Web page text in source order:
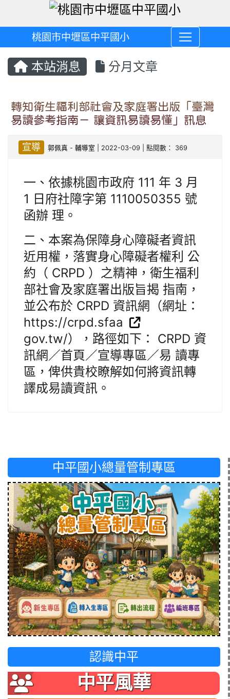
桃園市中壢區中平國小
本站消息 分月文章
轉知衛生福利部社會及家庭署出版「臺灣
易讀參考指南－ 讓資訊易讀易懂」訊息
宣導 郭佩真 -輔導室 | 2022-03-09 | 點閱數： 369
一、依據桃園市政府 111 年 3 月
1 日府社障字第 1110050355 號
函辦 理。
二、本案為保障身心障礙者資訊
近用權，落實身心障礙者權利 公
約（ CRPD ）之精神，衛生福利
部社會及家庭署出版旨揭 指南，
並公布於 CRPD 資訊網（網址：
https://crpd.sfaa
gov.tw/），路徑如下： CRPD 資
訊網／首頁／宣導專區／易 讀專
區，俾供貴校瞭解如何將資訊轉
譯成易讀資訊。
中平國小總量管制專區
認識中平
中平風華